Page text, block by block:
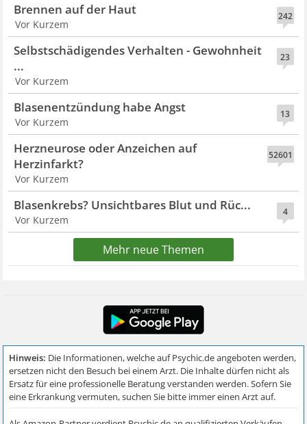
242
Brennen auf der Haut
Vor Kurzem
23
Selbstschädigendes Verhalten - Gewohnheit
...
Vor Kurzem
13
Blasenentzündung habe Angst
Vor Kurzem
52601
Herzneurose oder Anzeichen auf
Herzinfarkt?
Vor Kurzem
4
Blasenkrebs? Unsichtbares Blut und Rüc...
Vor Kurzem
Mehr neue Themen